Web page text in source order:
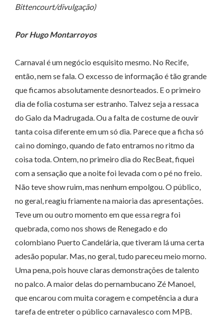
Bittencourt/divulgação)
Por Hugo Montarroyos
Carnaval é um negócio esquisito mesmo. No Recife,
então, nem se fala. O excesso de informação é tão grande
que ficamos absolutamente desnorteados. E o primeiro
dia de folia costuma ser estranho. Talvez seja a ressaca
do Galo da Madrugada. Ou a falta de costume de ouvir
tanta coisa diferente em um só dia. Parece que a ficha só
cai no domingo, quando de fato entramos no ritmo da
coisa toda. Ontem, no primeiro dia do RecBeat, fiquei
com a sensação que a noite foi levada com o pé no freio.
Não teve show ruim, mas nenhum empolgou. O público,
no geral, reagiu friamente na maioria das apresentações.
Teve um ou outro momento em que essa regra foi
quebrada, como nos shows de Renegado e do
colombiano Puerto Candelária, que tiveram lá uma certa
adesão popular. Mas, no geral, tudo pareceu meio morno.
Uma pena, pois houve claras demonstrações de talento
no palco. A maior delas do pernambucano Zé Manoel,
que encarou com muita coragem e competência a dura
tarefa de entreter o público carnavalesco com MPB.